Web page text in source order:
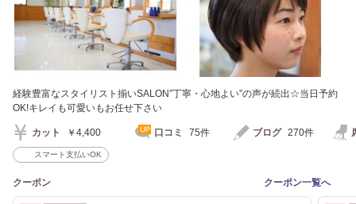
経験豊富なスタイリスト揃いSALON”丁寧・心地よい”の声が続出☆当日予約
OK!キレイも可愛いもお任せ下さい
カット ￥4,400 口コミ 75件 ブログ 270件
スマート支払いOK
クーポン クーポン一覧へ